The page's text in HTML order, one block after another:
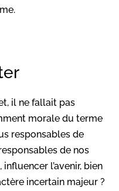
il ne fallait pas
morale du terme
responsables de
de nos
l’avenir, bien
incertain majeur ?